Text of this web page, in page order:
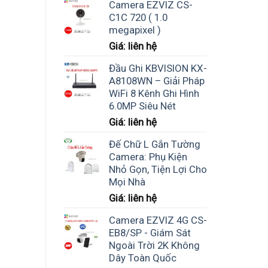
Camera EZVIZ CS-
C1C 720 ( 1.0
megapixel )
Giá: liên hệ
Đầu Ghi KBVISION KX-
A8108WN – Giải Pháp
WiFi 8 Kênh Ghi Hình
6.0MP Siêu Nét
Giá: liên hệ
Đế Chữ L Gắn Tường
Camera: Phụ Kiện
Nhỏ Gọn, Tiện Lợi Cho
Mọi Nhà
Giá: liên hệ
Camera EZVIZ 4G CS-
EB8/SP - Giám Sát
Ngoài Trời 2K Không
Dây Toàn Quốc